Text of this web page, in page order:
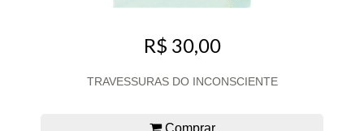
R$ 30,00
TRAVESSURAS DO INCONSCIENTE
Comprar